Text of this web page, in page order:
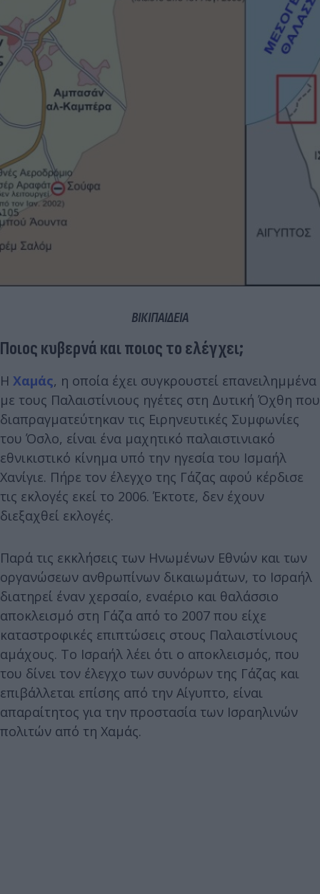
ΒΙΚΙΠΑΙΔΕΙΑ
Ποιος κυβερνά και ποιος το ελέγχει;
Η Χαμάς, η οποία έχει συγκρουστεί επανειλημμένα
με τους Παλαιστίνιους ηγέτες στη Δυτική Όχθη που
διαπραγματεύτηκαν τις Ειρηνευτικές Συμφωνίες
του Όσλο, είναι ένα μαχητικό παλαιστινιακό
εθνικιστικό κίνημα υπό την ηγεσία του Ισμαήλ
Χανίγιε. Πήρε τον έλεγχο της Γάζας αφού κέρδισε
τις εκλογές εκεί το 2006. Έκτοτε, δεν έχουν
διεξαχθεί εκλογές.
Παρά τις εκκλήσεις των Ηνωμένων Εθνών και των
οργανώσεων ανθρωπίνων δικαιωμάτων, το Ισραήλ
διατηρεί έναν χερσαίο, εναέριο και θαλάσσιο
αποκλεισμό στη Γάζα από το 2007 που είχε
καταστροφικές επιπτώσεις στους Παλαιστίνιους
αμάχους. Το Ισραήλ λέει ότι ο αποκλεισμός, που
του δίνει τον έλεγχο των συνόρων της Γάζας και
επιβάλλεται επίσης από την Αίγυπτο, είναι
απαραίτητος για την προστασία των Ισραηλινών
πολιτών από τη Χαμάς.